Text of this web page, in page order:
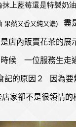
抹上藍莓還是特製奶
果然又香又純又濃) 盡
店內販賣花茶的展
候 一位服務生走
記的原因２ 因為要
店家卻不是很領情的